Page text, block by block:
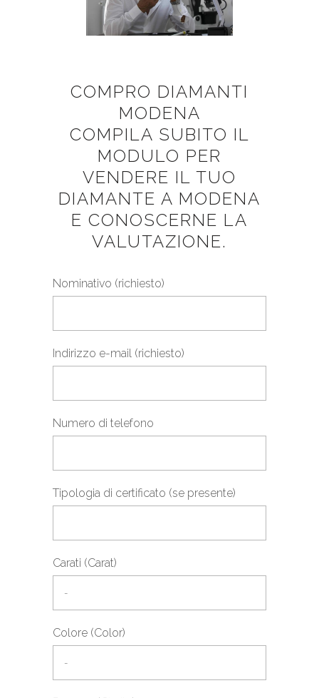
COMPRO DIAMANTI
MODENA
COMPILA SUBITO IL
MODULO PER
VENDERE IL TUO
DIAMANTE A MODENA
E CONOSCERNE LA
VALUTAZIONE.
Nominativo (richiesto)
Indirizzo e-mail (richiesto)
Numero di telefono
Tipologia di certificato (se presente)
Carati (Carat)
Colore (Color)